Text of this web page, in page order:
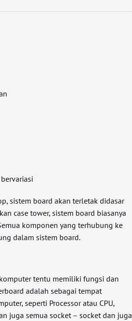
sistem board akan terletak didasar
case tower, sistem board biasanya
komponen yang terhubung ke
dalam sistem board.
tentu memiliki fungsi dan
adalah sebagai tempat
seperti Processor atau CPU,
juga semua socket – socket dan juga